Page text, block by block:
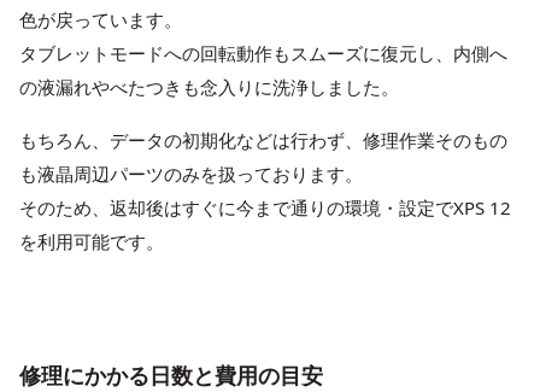
色が戻っています。
タブレットモードへの回転動作もスムーズに復元し、内側へ
の液漏れやべたつきも念入りに洗浄しました。
もちろん、データの初期化などは行わず、修理作業そのもの
も液晶周辺パーツのみを扱っております。
そのため、返却後はすぐに今まで通りの環境・設定でXPS 12
を利用可能です。
修理にかかる日数と費用の目安